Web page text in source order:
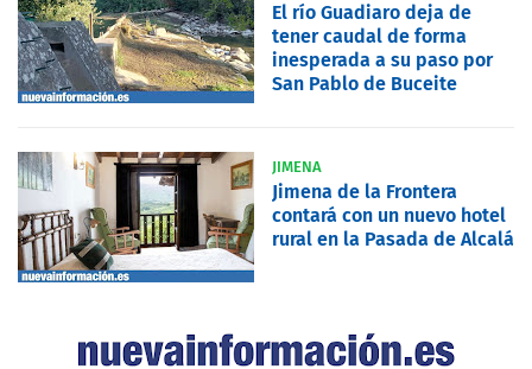
El río Guadiaro deja de
tener caudal de forma
inesperada a su paso por
San Pablo de Buceite
JIMENA
Jimena de la Frontera
contará con un nuevo hotel
rural en la Pasada de Alcalá